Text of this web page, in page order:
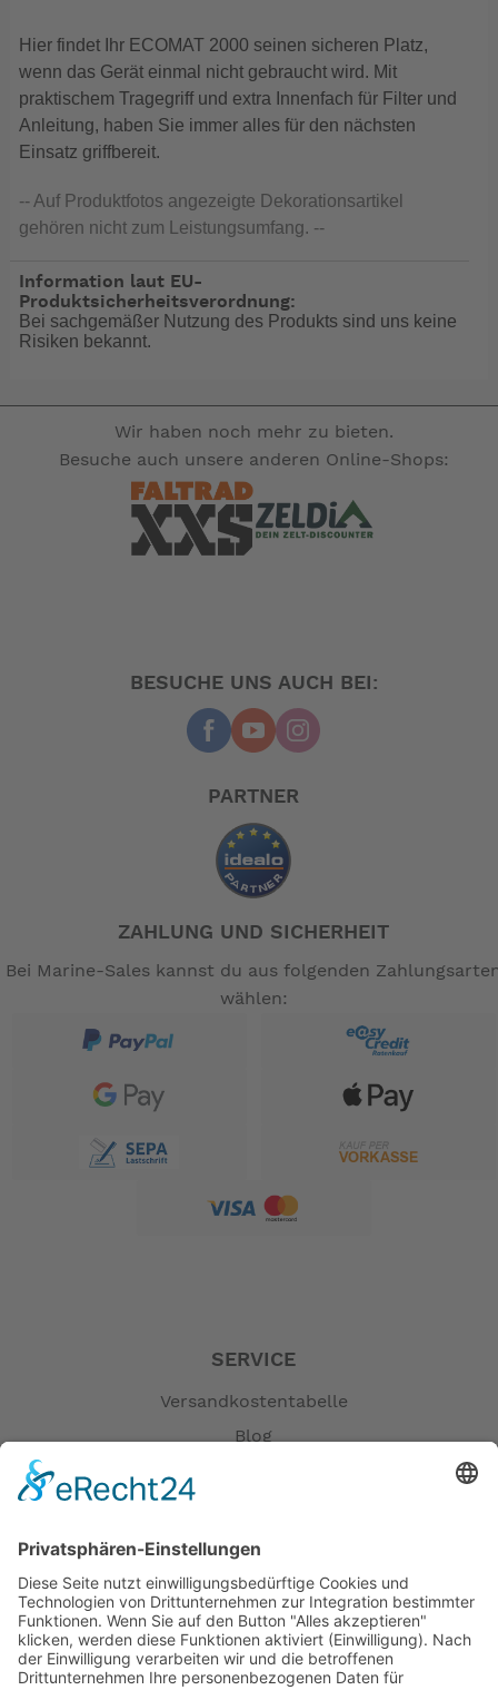
Hier findet Ihr ECOMAT 2000 seinen sicheren Platz,
wenn das Gerät einmal nicht gebraucht wird. Mit
praktischem Tragegriff und extra Innenfach für Filter und
Anleitung, haben Sie immer alles für den nächsten
Einsatz griffbereit.
-- Auf Produktfotos angezeigte Dekorationsartikel
gehören nicht zum Leistungsumfang. --
Information laut EU-
Produktsicherheitsverordnung:
Bei sachgemäßer Nutzung des Produkts sind uns keine
Risiken bekannt.
Wir haben noch mehr zu bieten.
Besuche auch unsere anderen Online-Shops:
BESUCHE UNS AUCH BEI:
PARTNER
ZAHLUNG UND SICHERHEIT
Bei Marine-Sales kannst du aus folgenden
wählen:
SERVICE
Versandkostentabelle
Blog
Öffnungszeiten
Versandpartner
Verfügbarkeiten
Zahlung und Versand